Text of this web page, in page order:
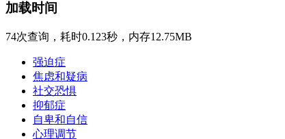
加载时间
74次查询，耗时0.123秒，内存12.75MB
强迫症
焦虑和疑病
社交恐惧
抑郁症
自卑和自信
心理调节